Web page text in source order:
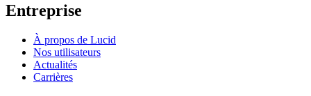
Entreprise
À propos de Lucid
Nos utilisateurs
Actualités
Carrières